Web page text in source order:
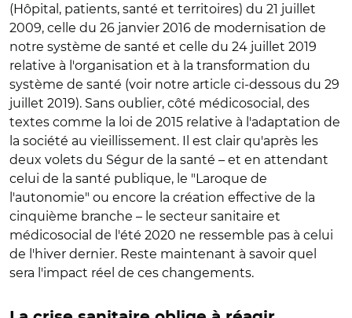
(Hôpital, patients, santé et territoires) du 21 juillet
2009, celle du 26 janvier 2016 de modernisation de
notre système de santé et celle du 24 juillet 2019
relative à l'organisation et à la transformation du
système de santé (voir notre article ci-dessous du 29
juillet 2019). Sans oublier, côté médicosocial, des
textes comme la loi de 2015 relative à l'adaptation de
la société au vieillissement. Il est clair qu'après les
deux volets du Ségur de la santé – et en attendant
celui de la santé publique, le "Laroque de
l'autonomie" ou encore la création effective de la
cinquième branche – le secteur sanitaire et
médicosocial de l'été 2020 ne ressemble pas à celui
de l'hiver dernier. Reste maintenant à savoir quel
sera l'impact réel de ces changements.